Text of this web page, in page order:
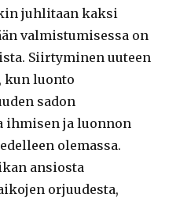
juhlitaan kaksi
valmistumisessa on
Siirtyminen uuteen
kun luonto
sadon
ihmisen ja luonnon
olemassa.
ansiosta
orjuudesta,